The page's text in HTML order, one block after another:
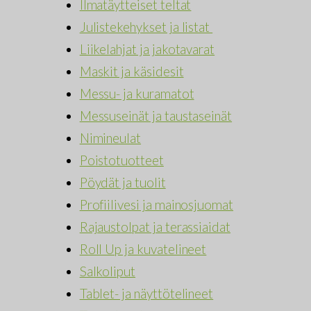
Ilmatäytteiset teltat
Julistekehykset ja listat
Liikelahjat ja jakotavarat
Maskit ja käsidesit
Messu- ja kuramatot
Messuseinät ja taustaseinät
Nimineulat
Poistotuotteet
Pöydät ja tuolit
Profiilivesi ja mainosjuomat
Rajaustolpat ja terassiaidat
Roll Up ja kuvatelineet
Salkoliput
Tablet- ja näyttötelineet